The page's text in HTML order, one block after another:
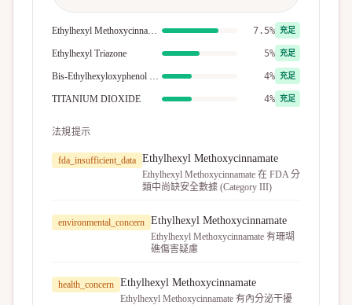
7.5% 充足
Ethylhexyl Triazone 5% 充足
4% 充足
TITANIUM DIOXIDE 4% 充足
法規提示
fda_insufficient_data Ethylhexyl Methoxycinnamate
Ethylhexyl Methoxycinnamate 在 FDA 分
類中尚缺安全數據 (Category III)
environmental_concern Ethylhexyl Methoxycinnamate
Ethylhexyl Methoxycinnamate 有珊瑚
礁傷害疑慮
health_concern Ethylhexyl Methoxycinnamate
Ethylhexyl Methoxycinnamate 有內分泌干擾